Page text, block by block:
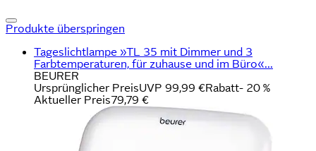
Produkte überspringen
Tageslichtlampe »TL 35 mit Dimmer und 3
Farbtemperaturen, für zuhause und im Büro«...
BEURER
Ursprünglicher PreisUVP 99,99 €Rabatt- 20 %
Aktueller Preis79,79 €